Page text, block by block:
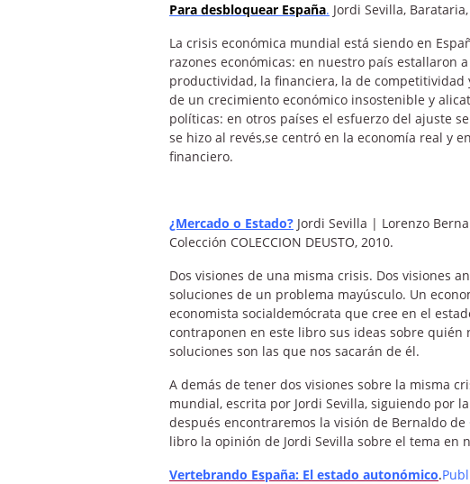
Para desbloquear España. Jordi Sevilla,
La crisis económica mundial está siendo en
razones económicas: en nuestro país estallaron
productividad, la financiera, la de
de un crecimiento económico insostenible y
políticas: en otros países el esfuerzo del ajuste
se hizo al revés,se centró en la economía real y
financiero.
¿Mercado o Estado? Jordi Sevilla | Lorenzo
Colección COLECCION DEUSTO, 2010.
Dos visiones de una misma crisis. Dos visiones
soluciones de un problema mayúsculo. Un
economista socialdemócrata que cree en el
contraponen en este libro sus ideas sobre quién
soluciones son las que nos sacarán de él.
A demás de tener dos visiones sobre la misma
mundial, escrita por Jordi Sevilla, siguiendo por
después encontraremos la visión de Bernaldo
libro la opinión de Jordi Sevilla sobre el tema en
Vertebrando España: El estado autonómico.